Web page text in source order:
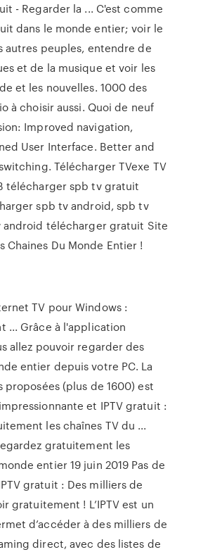
- Regarder la ... C'est comme
dans le monde entier; voir le
autres peuples, entendre de
et de la musique et voir les
et les nouvelles. 1000 des
à choisir aussi. Quoi de neuf
Improved navigation,
User Interface. Better and
Télécharger TVexe TV
télécharger spb tv gratuit
spb tv android, spb tv
android télécharger gratuit Site
Chaines Du Monde Entier !
TV pour Windows :
... Grâce à l'application
allez pouvoir regarder des
entier depuis votre PC. La
proposées (plus de 1600) est
et IPTV gratuit :
les chaînes TV du ...
gratuitement les
entier 19 juin 2019 Pas de
gratuit : Des milliers de
gratuitement ! L’IPTV est un
d’accéder à des milliers de
direct, avec des listes de